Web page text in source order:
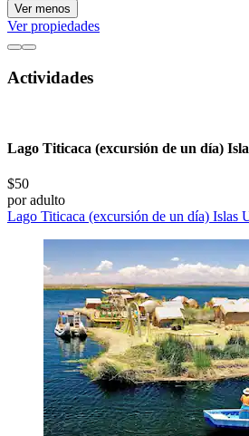
Ver menos
Ver propiedades
Actividades
Lago Titicaca (excursión de un día)
$50
por adulto
Lago Titicaca (excursión de un día) Islas